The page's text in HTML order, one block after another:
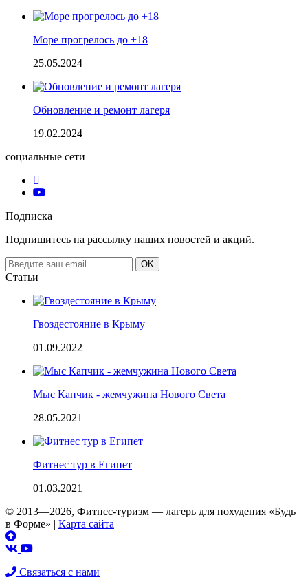
Море прогрелось до +18
25.05.2024
Обновление и ремонт лагеря
19.02.2024
социальные сети
Подписка
Подпишитесь на рассылку наших новостей и акций.
Email
address
OK
Статьи
Гвоздестояние в Крыму
01.09.2022
Мыс Капчик - жемчужина Нового Света
28.05.2021
Фитнес тур в Египет
01.03.2021
© 2013—2026, Фитнес-туризм — лагерь для похудения «Будь
в Форме»
Карта сайта
Связаться с нами